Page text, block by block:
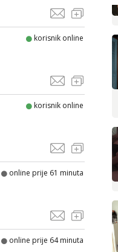
korisnik online
korisnik online
online prije 61 minuta
online prije 64 minuta